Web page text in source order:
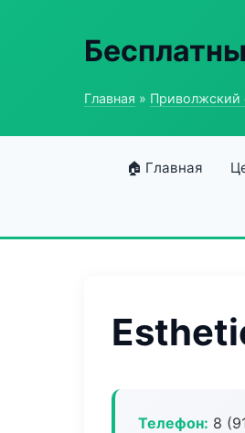
Главная » Приволжский
🏠 Главная
Телефон: 8